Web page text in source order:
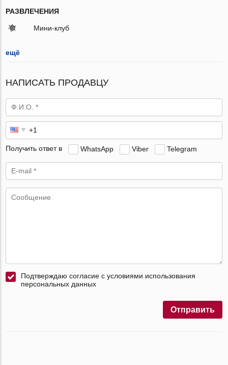
РАЗВЛЕЧЕНИЯ
Мини-клуб
ещё
НАПИСАТЬ ПРОДАВЦУ
Получить ответ в WhatsApp Viber Telegram
Подтверждаю согласие с условиями использования
персональных данных
Отправить